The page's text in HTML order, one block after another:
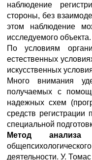
наблюдение
стороны, без
этом наблюдение
исследуемого объекта.
По условиям
естественных
искусственных
Много внимания
получаемых с
надежных схем
средств регистрации
специальной
Метод анализа
деятельности. У.